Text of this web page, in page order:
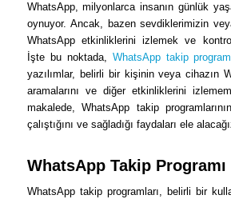
WhatsApp, milyonlarca insanın günlük
oynuyor. Ancak, bazen sevdiklerimizin
WhatsApp etkinliklerini izlemek ve
İşte bu noktada, WhatsApp takip
yazılımlar, belirli bir kişinin veya cihazın
aramalarını ve diğer etkinliklerini
makalede, WhatsApp takip
çalıştığını ve sağladığı faydaları ele
WhatsApp Takip Programı
WhatsApp takip programları, belirli bir